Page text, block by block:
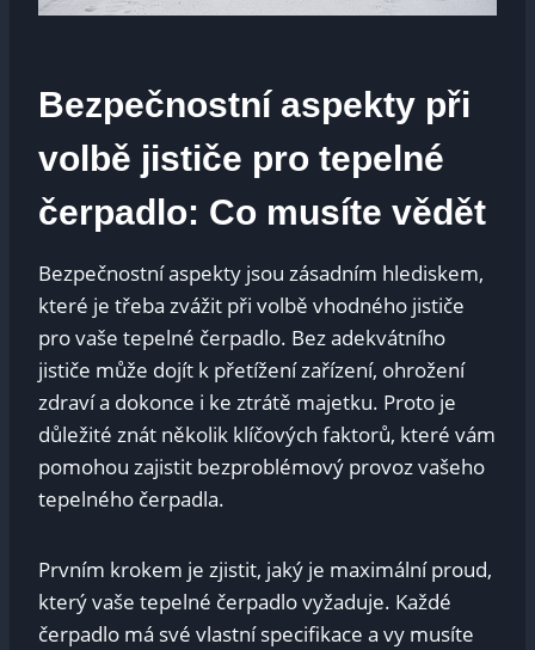
Bezpečnostní aspekty při
volbě ⁤jističe pro tepelné
‌čerpadlo:‍ Co musíte vědět
Bezpečnostní aspekty jsou zásadním ⁢hlediskem,
které je třeba ‍zvážit⁣ při⁤ volbě vhodného⁣ jističe
pro vaše ⁢tepelné čerpadlo. Bez adekvátního⁢
jističe může​ dojít k přetížení zařízení, ‌ohrožení
zdraví a dokonce‌ i ke ztrátě majetku. Proto je
důležité‍ znát několik⁣ klíčových faktorů, které vám⁤
pomohou zajistit ⁢bezproblémový provoz vašeho
tepelného čerpadla.
Prvním krokem ⁢je zjistit, jaký je maximální proud,
který vaše tepelné čerpadlo⁢ vyžaduje.​ Každé
čerpadlo má své vlastní specifikace a vy musíte⁢